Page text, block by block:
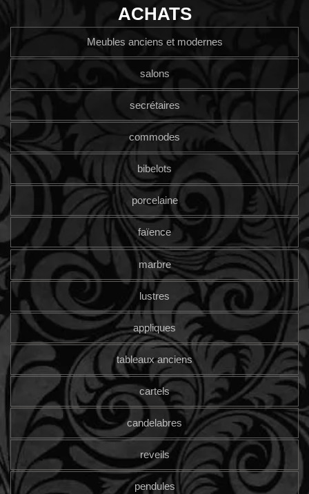
ACHATS
Meubles anciens et modernes
salons
secrétaires
commodes
bibelots
porcelaine
faïence
marbre
lustres
appliques
tableaux anciens
cartels
candelabres
reveils
pendules